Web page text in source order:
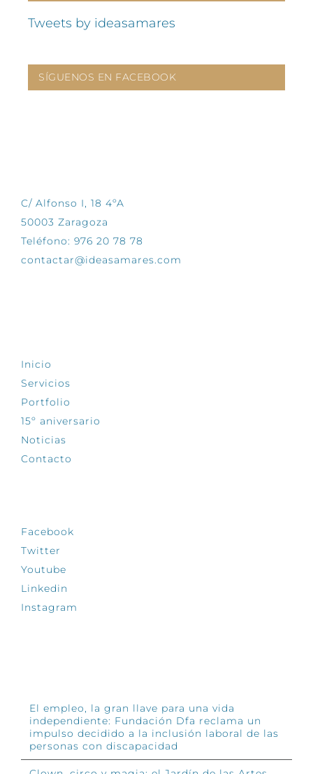
Tweets by ideasamares
SÍGUENOS EN FACEBOOK
C/ Alfonso I, 18 4ºA
50003 Zaragoza
Teléfono: 976 20 78 78
contactar@ideasamares.com
Inicio
Servicios
Portfolio
15º aniversario
Noticias
Contacto
Facebook
Twitter
Youtube
Linkedin
Instagram
El empleo, la gran llave para una vida
independiente: Fundación Dfa reclama un
impulso decidido a la inclusión laboral de las
personas con discapacidad